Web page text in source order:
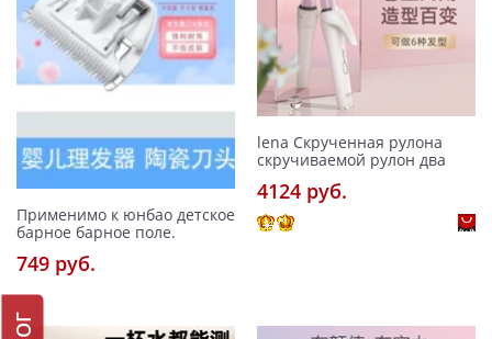
Применимо к юнбао детское
барное барное поле.
749 pуб.
lena Скрученная рулона
скручиваемой рулон два
4124 pуб.